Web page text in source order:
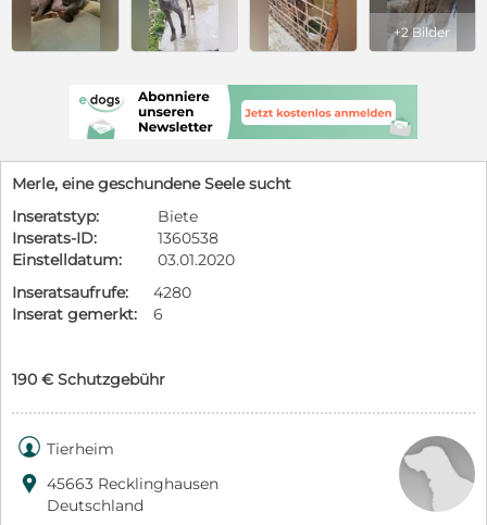
+2 Bilder
Merle, eine geschundene Seele sucht
Inseratstyp:
Biete
Inserats-ID:
1360538
Einstelldatum:
03.01.2020
Inseratsaufrufe:
4280
Inserat gemerkt:
6
190 € Schutzgebühr
 Tierheim
 45663 Recklinghausen
Deutschland